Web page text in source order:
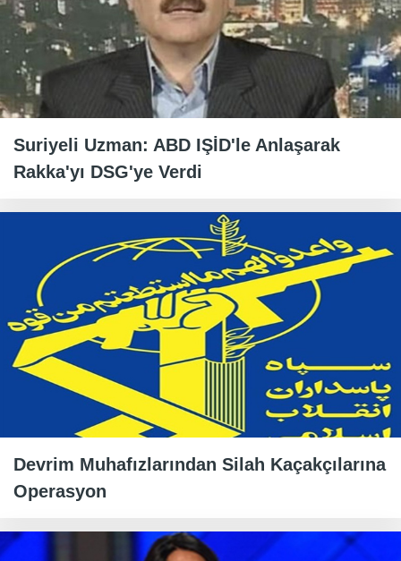
Suriyeli Uzman: ABD IŞİD'le Anlaşarak
Rakka'yı DSG'ye Verdi
Devrim Muhafızlarından Silah Kaçakçılarına
Operasyon